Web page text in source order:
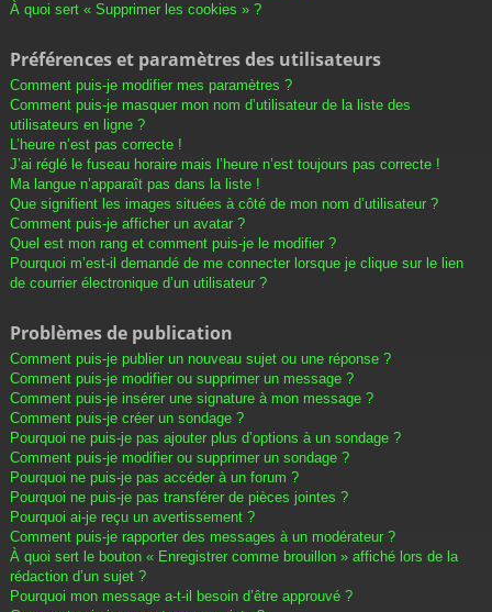
À quoi sert « Supprimer les cookies » ?
Préférences et paramètres des utilisateurs
Comment puis-je modifier mes paramètres ?
Comment puis-je masquer mon nom d’utilisateur de la liste des
utilisateurs en ligne ?
L’heure n’est pas correcte !
J’ai réglé le fuseau horaire mais l’heure n’est toujours pas correcte !
Ma langue n’apparaît pas dans la liste !
Que signifient les images situées à côté de mon nom d’utilisateur ?
Comment puis-je afficher un avatar ?
Quel est mon rang et comment puis-je le modifier ?
Pourquoi m’est-il demandé de me connecter lorsque je clique sur le lien
de courrier électronique d’un utilisateur ?
Problèmes de publication
Comment puis-je publier un nouveau sujet ou une réponse ?
Comment puis-je modifier ou supprimer un message ?
Comment puis-je insérer une signature à mon message ?
Comment puis-je créer un sondage ?
Pourquoi ne puis-je pas ajouter plus d’options à un sondage ?
Comment puis-je modifier ou supprimer un sondage ?
Pourquoi ne puis-je pas accéder à un forum ?
Pourquoi ne puis-je pas transférer de pièces jointes ?
Pourquoi ai-je reçu un avertissement ?
Comment puis-je rapporter des messages à un modérateur ?
À quoi sert le bouton « Enregistrer comme brouillon » affiché lors de la
rédaction d’un sujet ?
Pourquoi mon message a-t-il besoin d’être approuvé ?